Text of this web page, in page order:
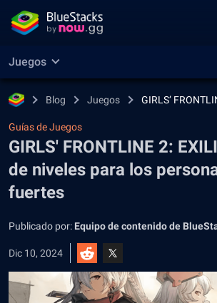
Juegos
Blog Juegos GIRLS’
Guías de Juegos
GIRLS' FRONTLINE 2:
de niveles para los
fuertes
Publicado por: Equipo de contenido de
Dic 10, 2024